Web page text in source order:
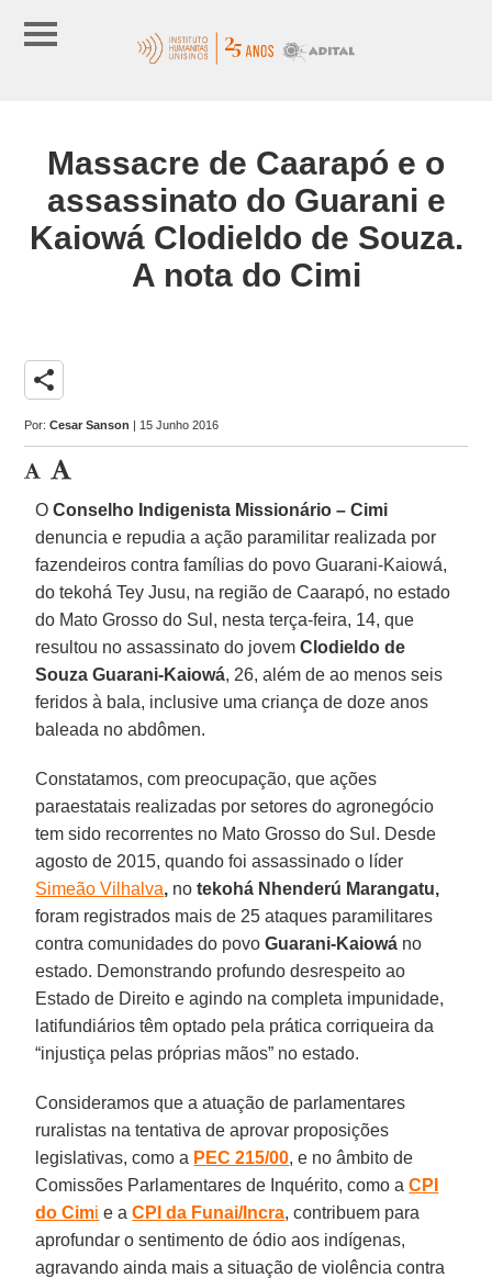
Massacre de Caarapó e o
assassinato do Guarani e
Kaiowá Clodieldo de Souza.
A nota do Cimi
share
Por:Cesar Sanson | 15 Junho 2016
OConselho Indigenista Missionário – Cimi
denuncia e repudia a ação paramilitar realizada por
fazendeiros contra famílias do povo Guarani-Kaiowá,
do tekohá Tey Jusu, na região de Caarapó, no estado
do Mato Grosso do Sul, nesta terça-feira, 14, que
resultou no assassinato do jovem Clodieldo de
Souza Guarani-Kaiowá, 26, além de ao menos seis
feridos à bala, inclusive uma criança de doze anos
baleada no abdômen.
Constatamos, com preocupação, que ações
paraestatais realizadas por setores do agronegócio
tem sido recorrentes no Mato Grosso do Sul. Desde
agosto de 2015, quando foi assassinado o líder
Simeão Vilhalva, notekohá Nhenderú Marangatu,
foram registrados mais de 25 ataques paramilitares
contra comunidades do povoGuarani-Kaiowá no
estado. Demonstrando profundo desrespeito ao
Estado de Direito e agindo na completa impunidade,
latifundiários têm optado pela prática corriqueira da
“injustiça pelas próprias mãos” no estado.
Consideramos que a atuação de parlamentares
ruralistas na tentativa de aprovar proposições
legislativas, como a PEC 215/00, e no âmbito de
Comissões Parlamentares de Inquérito, como aCPI
do Cimi e aCPI da Funai/Incra, contribuem para
aprofundar o sentimento de ódio aos indígenas,
agravando ainda mais a situação de violência contra